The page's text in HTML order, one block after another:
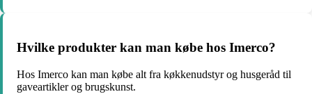
Hvilke produkter kan man købe hos Imerco?
Hos Imerco kan man købe alt fra køkkenudstyr og husgeråd til
gaveartikler og brugskunst.